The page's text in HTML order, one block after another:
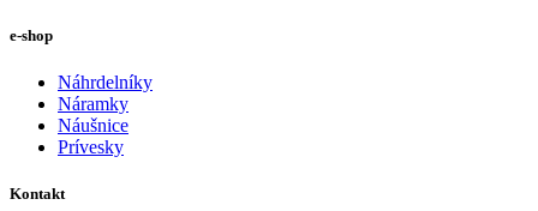
e-shop
Náhrdelníky
Náramky
Náušnice
Prívesky
Kontakt